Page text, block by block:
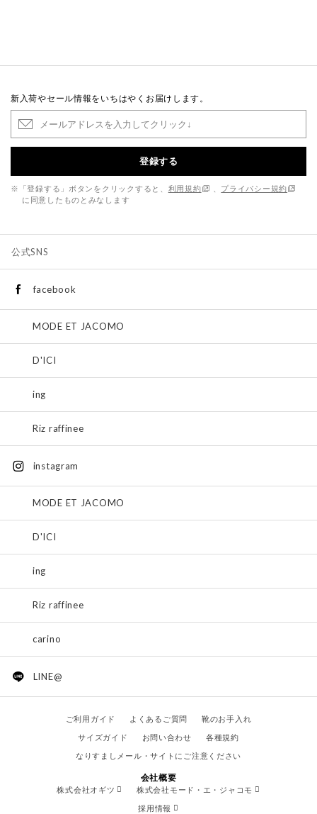
新入荷やセール情報をいちはやくお届けします。
登録する
※「登録する」ボタンをクリックすると、 利用規約
プライバシー規約
に同意したものとみなします
公式SNS
facebook
MODE ET JACOMO
D'ICI
ing
Riz raffinee
instagram
MODE ET JACOMO
D'ICI
ing
Riz raffinee
carino
LINE@
ご利用ガイド よくあるご質問
靴のお手入れ
サイズガイド
お問い合わせ
各種規約
なりすましメール・サイトにご注意ください
会社概要
株式会社オギツ
株式会社モード・エ・ジャコモ
採用情報